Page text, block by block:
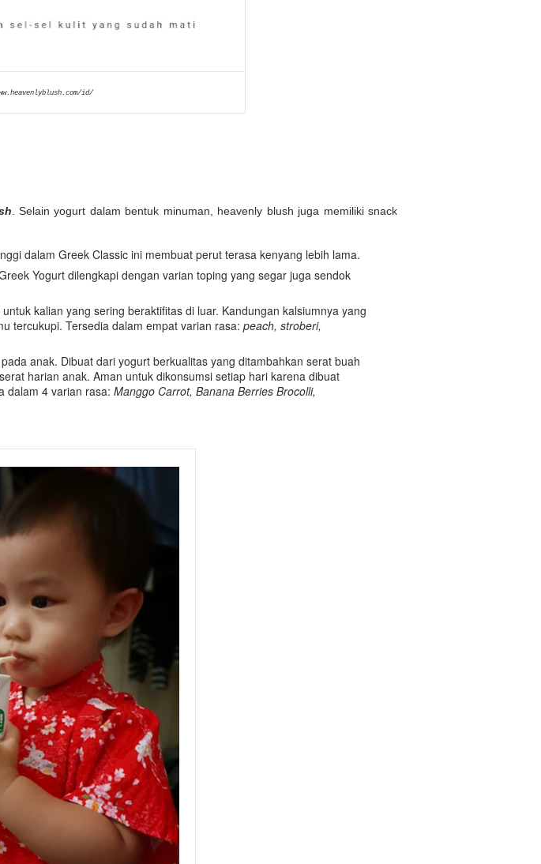
id/
. Selain yogurt dalam bentuk minuman, heavenly blush juga memiliki snack
dalam Greek Classic ini membuat perut terasa kenyang lebih lama.
Yogurt dilengkapi dengan varian toping yang segar juga sendok
kalian yang sering beraktifitas di luar. Kandungan kalsiumnya yang
tercukupi. Tersedia dalam empat varian rasa: peach, stroberi,
anak. Dibuat dari yogurt berkualitas yang ditambahkan serat buah
harian anak. Aman untuk dikonsumsi setiap hari karena dibuat
dalam 4 varian rasa: Manggo Carrot, Banana Berries Brocolli,